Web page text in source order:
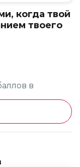
когда твой
твоего
в
всем